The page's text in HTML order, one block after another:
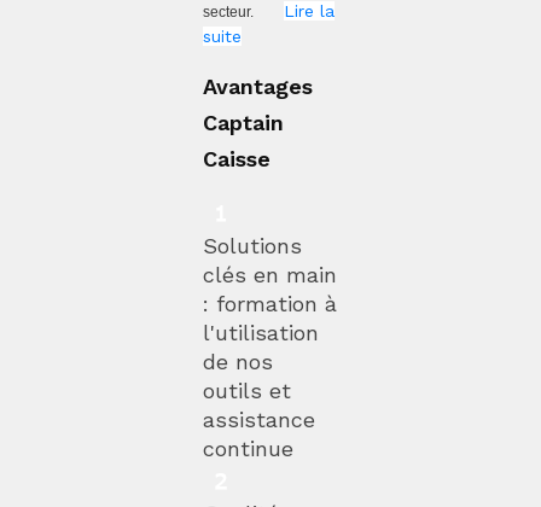
secteur.
Lire la
suite
Avantages
Captain
Caisse
Solutions
clés en main
: formation à
l'utilisation
de nos
outils et
assistance
continue